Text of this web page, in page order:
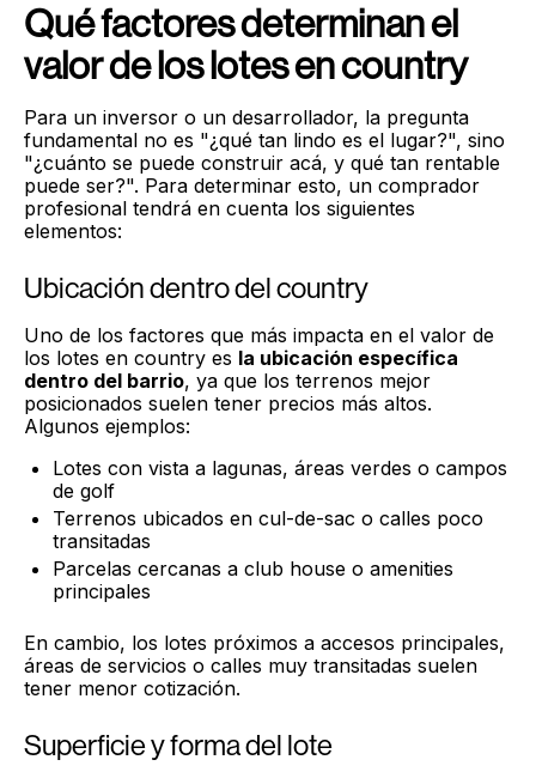
Qué factores determinan el
valor de los lotes en country
Para un inversor o un desarrollador, la pregunta
fundamental no es "¿qué tan lindo es el lugar?", sino
"¿cuánto se puede construir acá, y qué tan rentable
puede ser?". Para determinar esto, un comprador
profesional tendrá en cuenta los siguientes
elementos:
Ubicación dentro del country
Uno de los factores que más impacta en el valor de
los lotes en country es la ubicación específica
dentro del barrio, ya que los terrenos mejor
posicionados suelen tener precios más altos.
Algunos ejemplos:
Lotes con vista a lagunas, áreas verdes o campos
de golf
Terrenos ubicados en cul-de-sac o calles poco
transitadas
Parcelas cercanas a club house o amenities
principales
En cambio, los lotes próximos a accesos principales,
áreas de servicios o calles muy transitadas suelen
tener menor cotización.
Superficie y forma del lote